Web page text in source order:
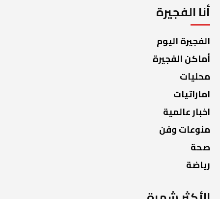
أنا الفجيرة
الفجيرة اليوم
أماكن الفجيرة
محليات
اماراتيات
اخبار عالمية
منوعات وفن
صحة
رياضة